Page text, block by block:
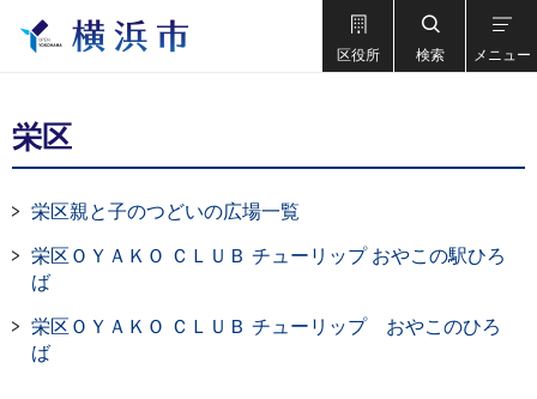
区役所 検索 メニュー
栄区
栄区親と子のつどいの広場一覧
栄区ＯＹＡＫＯ ＣＬＵＢ チューリップ おやこの駅ひろ
ば
栄区ＯＹＡＫＯ ＣＬＵＢ チューリップ おやこのひろ
ば